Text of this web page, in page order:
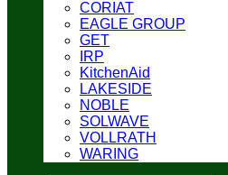
CORIAT
EAGLE GROUP
GET
IRP
KitchenAid
LAKESIDE
NOBLE
SOLWAVE
VOLLRATH
WARING